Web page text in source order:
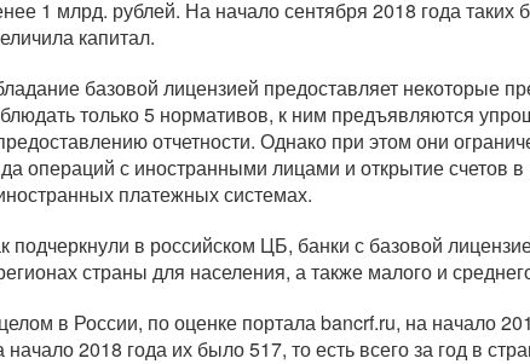
1 млрд. рублей. На начало сентября 2018 года таких
капитал.
базовой лицензией предоставляет некоторые
только 5 нормативов, к ним предъявляются
отчетности. Однако при этом они
операций с иностранными лицами и открытие счетов
платежных системах.
подчеркнули в российском ЦБ, банки с базовой
страны для населения, а также малого и
в России, по оценке портала bancrf.ru, на начало
начало 2018 года их было 517, то есть всего за год в